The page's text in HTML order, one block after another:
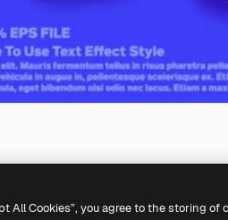
All Cookies”, you agree to the storing of